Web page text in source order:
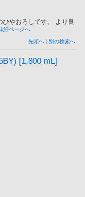
やおろしです。 より良
細ページへ
先頭へ | 別の検索へ
[1,800 mL]